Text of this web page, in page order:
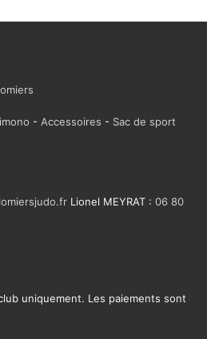
- Accessoires - Sac de sport
Lionel MEYRAT : 06 80
uniquement. Les paiements sont